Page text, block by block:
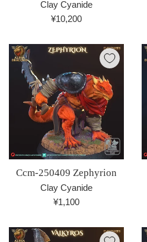
Clay Cyanide
通
価
¥10,200
Ccm-250409 Zephyrion
Clay Cyanide
通
価
¥1,100